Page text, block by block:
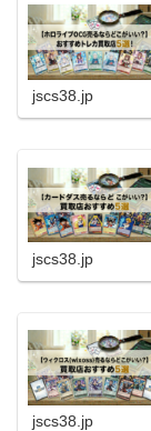
jscs38.jp
jscs38.jp
jscs38.jp